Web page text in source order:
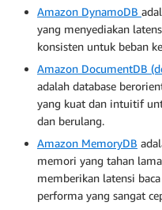
Amazon DynamoDB
yang menyediakan
konsisten untuk beban
Amazon DocumentDB
adalah database
yang kuat dan intuitif
dan berulang.
Amazon MemoryDB
memori yang tahan
memberikan latensi
performa yang sangat